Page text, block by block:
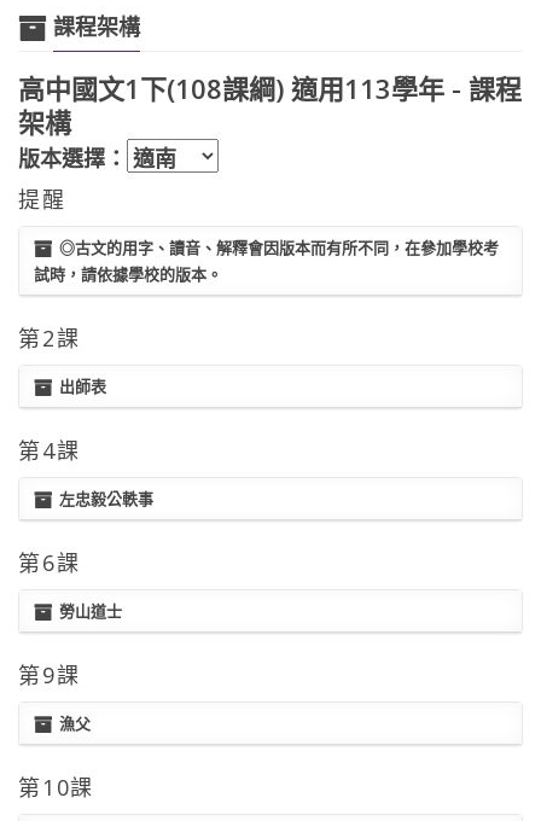
課程架構
高中國文1下(108課綱) 適用113學年 - 課程
架構
版本選擇：
提醒
◎古文的用字、讀音、解釋會因版本而有所不同，在參加學校考
試時，請依據學校的版本。
第2課
出師表
第4課
左忠毅公軼事
第6課
勞山道士
第9課
漁父
第10課